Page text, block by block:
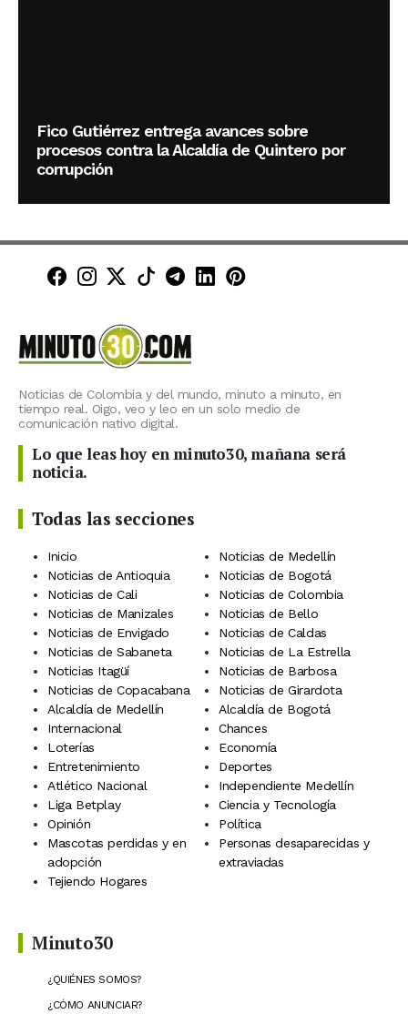
Fico Gutiérrez entrega avances sobre
procesos contra la Alcaldía de Quintero por
corrupción
Minuto30 en Facebook
Minuto30 en Instagram
Minuto30 en X (Twitter)
Minuto30 en TikTok
Canal de Minuto30 en
Minuto30 en LinkedIn
Minuto30 en
Noticias de Colombia y del mundo, minuto a minuto, en
tiempo real. Oigo, veo y leo en un solo medio de
comunicación nativo digital.
Lo que leas hoy en minuto30, mañana será
noticia.
Todas las secciones
Inicio
Noticias de Medellín
Noticias de Antioquia
Noticias de Bogotá
Noticias de Cali
Noticias de Colombia
Noticias de Manizales
Noticias de Bello
Noticias de Envigado
Noticias de Caldas
Noticias de Sabaneta
Noticias de La Estrella
Noticias Itagüí
Noticias de Barbosa
Noticias de Copacabana
Noticias de Girardota
Alcaldía de Medellín
Alcaldía de Bogotá
Internacional
Chances
Loterías
Economía
Entretenimiento
Deportes
Atlético Nacional
Independiente Medellín
Liga Betplay
Ciencia y Tecnología
Opinión
Política
Mascotas perdidas y en
adopción
Personas desaparecidas y
extraviadas
Tejiendo Hogares
Minuto30
¿QUIÉNES SOMOS?
¿CÓMO ANUNCIAR?